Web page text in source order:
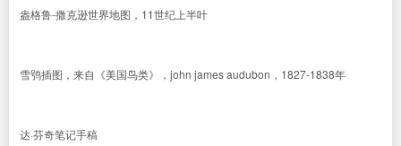
盎格鲁-撒克逊世界地图，11世纪上半叶
雪鸮插图，来自《美国鸟类》，john james audubon，1827-1838年
达·芬奇笔记手稿